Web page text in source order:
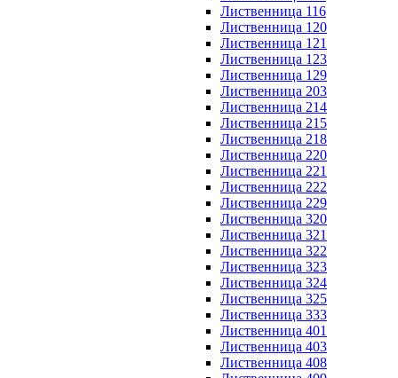
Лиственница 116
Лиственница 120
Лиственница 121
Лиственница 123
Лиственница 129
Лиственница 203
Лиственница 214
Лиственница 215
Лиственница 218
Лиственница 220
Лиственница 221
Лиственница 222
Лиственница 229
Лиственница 320
Лиственница 321
Лиственница 322
Лиственница 323
Лиственница 324
Лиственница 325
Лиственница 333
Лиственница 401
Лиственница 403
Лиственница 408